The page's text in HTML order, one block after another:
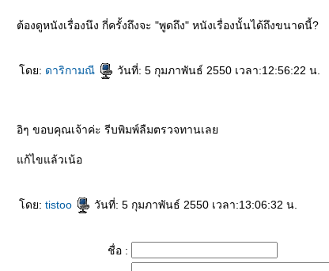
ต้องดูหนังเรื่องนึง กี่ครั้งถึงจะ "พูดถึง" หนังเรื่องนั้นได้ถึงขนาดนี้?
ดย: ดาริกามณี วันที่: 5 กุมภาพันธ์ 2550 เวลา:12:56:22 น.
อิๆ ขอบคุณเจ้าค่ะ รีบพิมพ์ลืมตรวจทานเล
ก้ไขแล้วเน้อ
ดย: tistoo วันที่: 5 กุมภาพันธ์ 2550 เวลา:13:06:32 น.
ชื่อ :